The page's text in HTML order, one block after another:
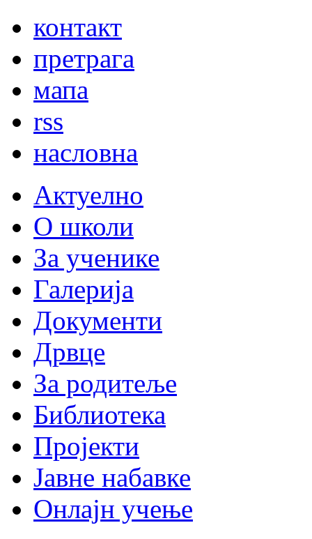
контакт
претрага
мапа
rss
насловна
Актуелно
О школи
За ученике
Галерија
Документи
Дрвце
За родитеље
Библиотека
Пројекти
Јавне набавке
Онлајн учење